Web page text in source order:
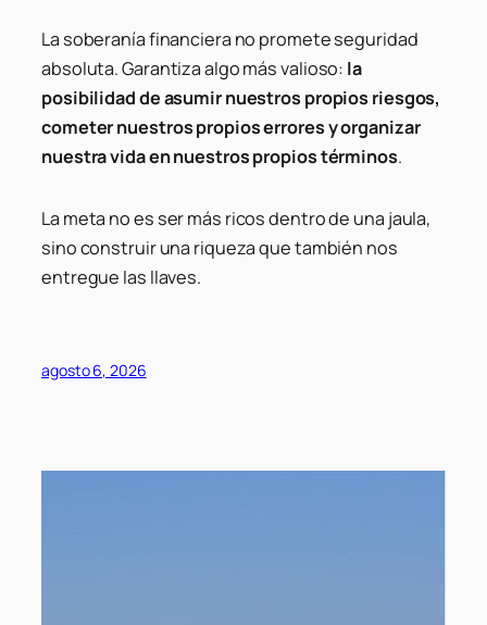
La soberanía financiera no promete seguridad
absoluta. Garantiza algo más valioso: la
posibilidad de asumir nuestros propios riesgos,
cometer nuestros propios errores y organizar
nuestra vida en nuestros propios términos.
La meta no es ser más ricos dentro de una jaula,
sino construir una riqueza que también nos
entregue las llaves.
agosto 6, 2026